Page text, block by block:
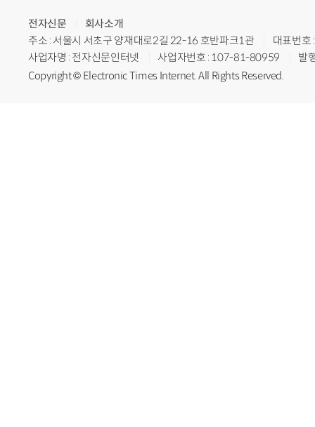
전자신문
회사소개
주소 : 서울시 서초구 양재대로2길 22-16 호반파크1관
대표번
사업자명 : 전자신문인터넷
사업자번호 : 107-81-80959
발
Copyright © Electronic Times Internet. All Rights Reserved.